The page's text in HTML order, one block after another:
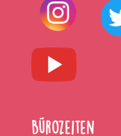
Bürozeiten